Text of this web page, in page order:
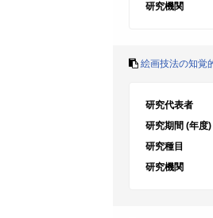
研究機関
絵画技法の知覚
研究代表者
研究期間 (年度)
研究種目
研究機関